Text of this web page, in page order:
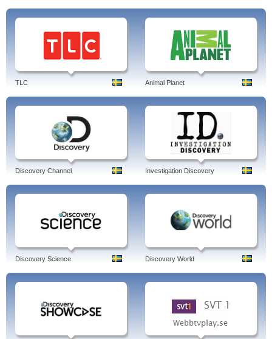
TLC Animal Planet
Discovery Channel Investigation Discovery
Discovery Science Discovery World